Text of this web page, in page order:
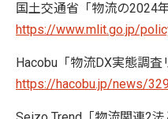
国土交通省「物流の2024
https://www.mlit.go.jp/
Hacobu「物流DX実態調査
https://hacobu.jp/news/